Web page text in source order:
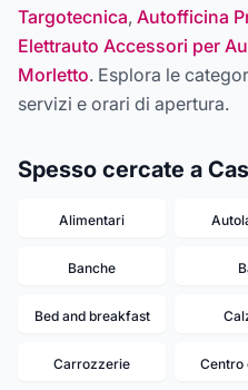
Targotecnica, Autofficina
Elettrauto Accessori per
Morletto. Esplora le
servizi e orari di apertura.
Spesso cercate a
Alimentari
Banche
Bed and breakfast
Carrozzerie Centro